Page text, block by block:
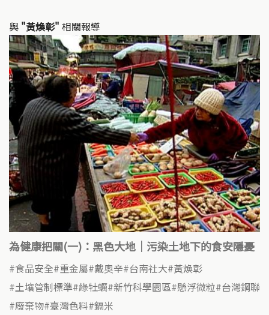
與 "黃煥彰" 相關報導
為健康把關(一)：黑色大地｜污染土地下的食安隱憂
食品安全 重金屬 戴奧辛 台南社大 黃煥彰
土壤管制標準 綠牡蠣 新竹科學園區 懸浮微粒 台灣鋼聯
廢棄物 臺灣色料 鎘米